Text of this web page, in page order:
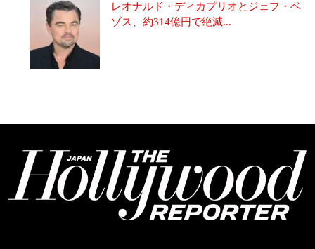
レオナルド・ディカプリオとジェフ・ベ
ゾス、約314億円で絶滅...